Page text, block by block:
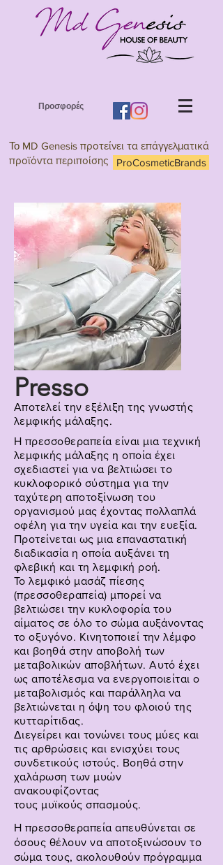
Προσφορές
Το MD Genesis προτείνει τα επάγγελματικά
προϊόντα περιποίσης
ProCosmeticBrands
Presso
Αποτελεί την εξέλιξη της γνωστής
λεμφικής μάλαξης.
Η πρεσσοθεραπεία είναι μια τεχνική
λεμφικής μάλαξης η οποία έχει
σχεδιαστεί για να βελτιώσει το
κυκλοφορικό σύστημα για την
ταχύτερη αποτοξίνωση του
οργανισμού μας έχοντας πολλαπλά
οφέλη για την υγεία και την ευεξία.
Προτείνεται ως μια επαναστατική
διαδικασία η οποία αυξάνει τη
φλεβική και τη λεμφική ροή.
Το λεμφικό μασάζ πίεσης
(πρεσσοθεραπεία) μπορεί να
βελτιώσει την κυκλοφορία του
αίματος σε όλο το σώμα αυξάνοντας
το οξυγόνο. Κινητοποιεί την λέμφο
και βοηθά στην αποβολή των
μεταβολικών αποβλήτων. Αυτό έχει
ως αποτέλεσμα να ενεργοποιείται ο
μεταβολισμός και παράλληλα να
βελτιώνεται η όψη του φλοιού της
κυτταρίτιδας.
Διεγείρει και τονώνει τους μύες και
τις αρθρώσεις και ενισχύει τους
συνδετικούς ιστούς. Βοηθά στην
χαλάρωση των μυών
ανακουφίζοντας
τους μυϊκούς σπασμούς.
Η πρεσσοθεραπεία απευθύνεται σε
όσους θέλουν να αποτοξινώσουν το
σώμα τους, ακολουθούν πρόγραμμα